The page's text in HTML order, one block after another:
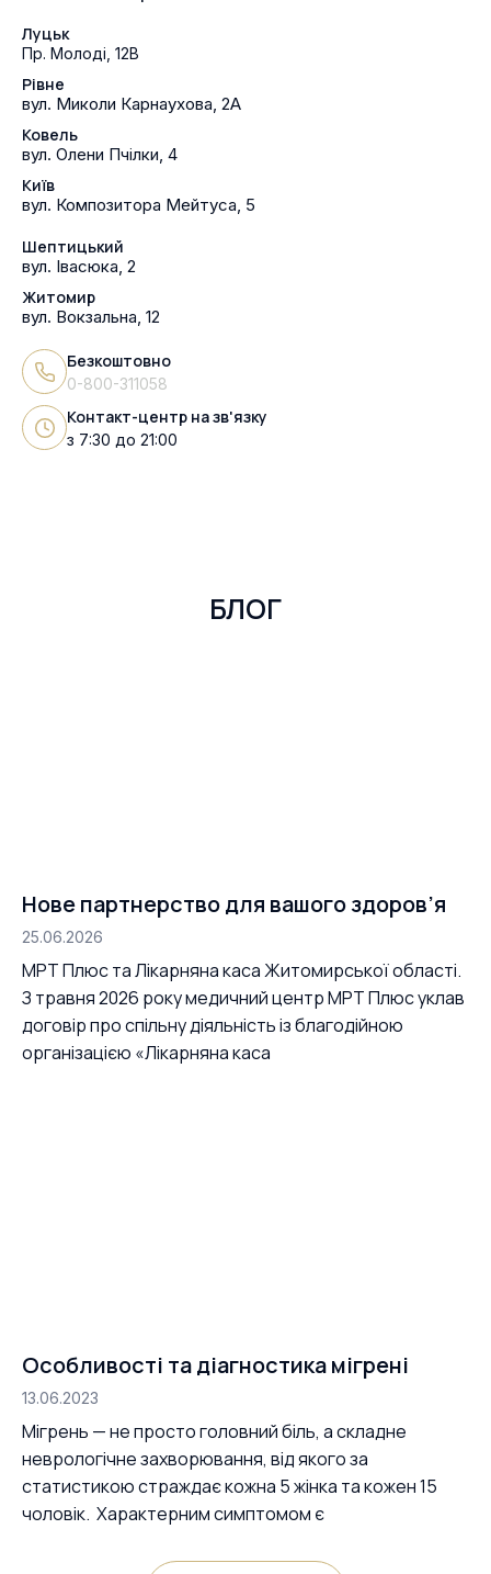
Луцьк
Пр. Молоді, 12В
Рівне
вул. Миколи Карнаухова, 2А
Ковель
вул. Олени Пчілки, 4
Київ
вул. Композитора Мейтуса, 5
Шептицький
вул. Івасюка, 2
Житомир
вул. Вокзальна, 12
Безкоштовно
0-800-311058
Контакт-центр на зв'язку
з 7:30 до 21:00
БЛОГ
Нове партнерство для вашого здоров’я
25.06.2026
МРТ Плюс та Лікарняна каса Житомирської області.
З травня 2026 року медичний центр МРТ Плюс уклав
договір про спільну діяльність із благодійною
організацією «Лікарняна каса
Особливості та діагностика мігрені
13.06.2023
Мігрень — не просто головний біль, а складне
неврологічне захворювання, від якого за
статистикою страждає кожна 5 жінка та кожен 15
чоловік. Характерним симптомом є